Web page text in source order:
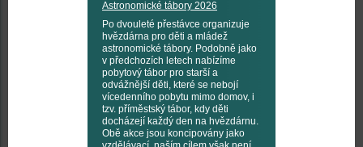
Astronomické tábory 2026
Po dvouleté přestávce organizuje
hvězdárna pro děti a mládež
astronomické tábory. Podobně jako
v předchozích letech nabízíme
pobytový tábor pro starší a
odvážnější děti, které se nebojí
vícedenního pobytu mimo domov, i
tzv. příměstský tábor, kdy děti
docházejí každý den na hvězdárnu.
Obě akce jsou koncipovány jako